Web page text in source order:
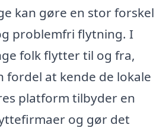
kan gøre en stor forskel
problemfri flytning. I
folk flytter til og fra,
fordel at kende de lokale
platform tilbyder en
og gør det